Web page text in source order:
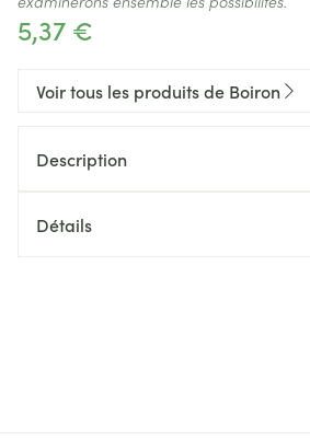
5,37 €
Voir tous les produits de Boiron
Description
Détails